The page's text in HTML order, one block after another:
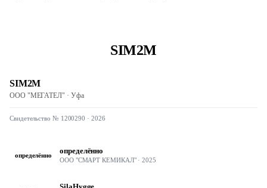
SIM2M
SIM2M
ООО "МЕГАТЕЛ" · Уфа
Свидетельство № 1200290 · 2026
определённо определённо
ООО "СМАРТ КЕМИКАЛ"·2025